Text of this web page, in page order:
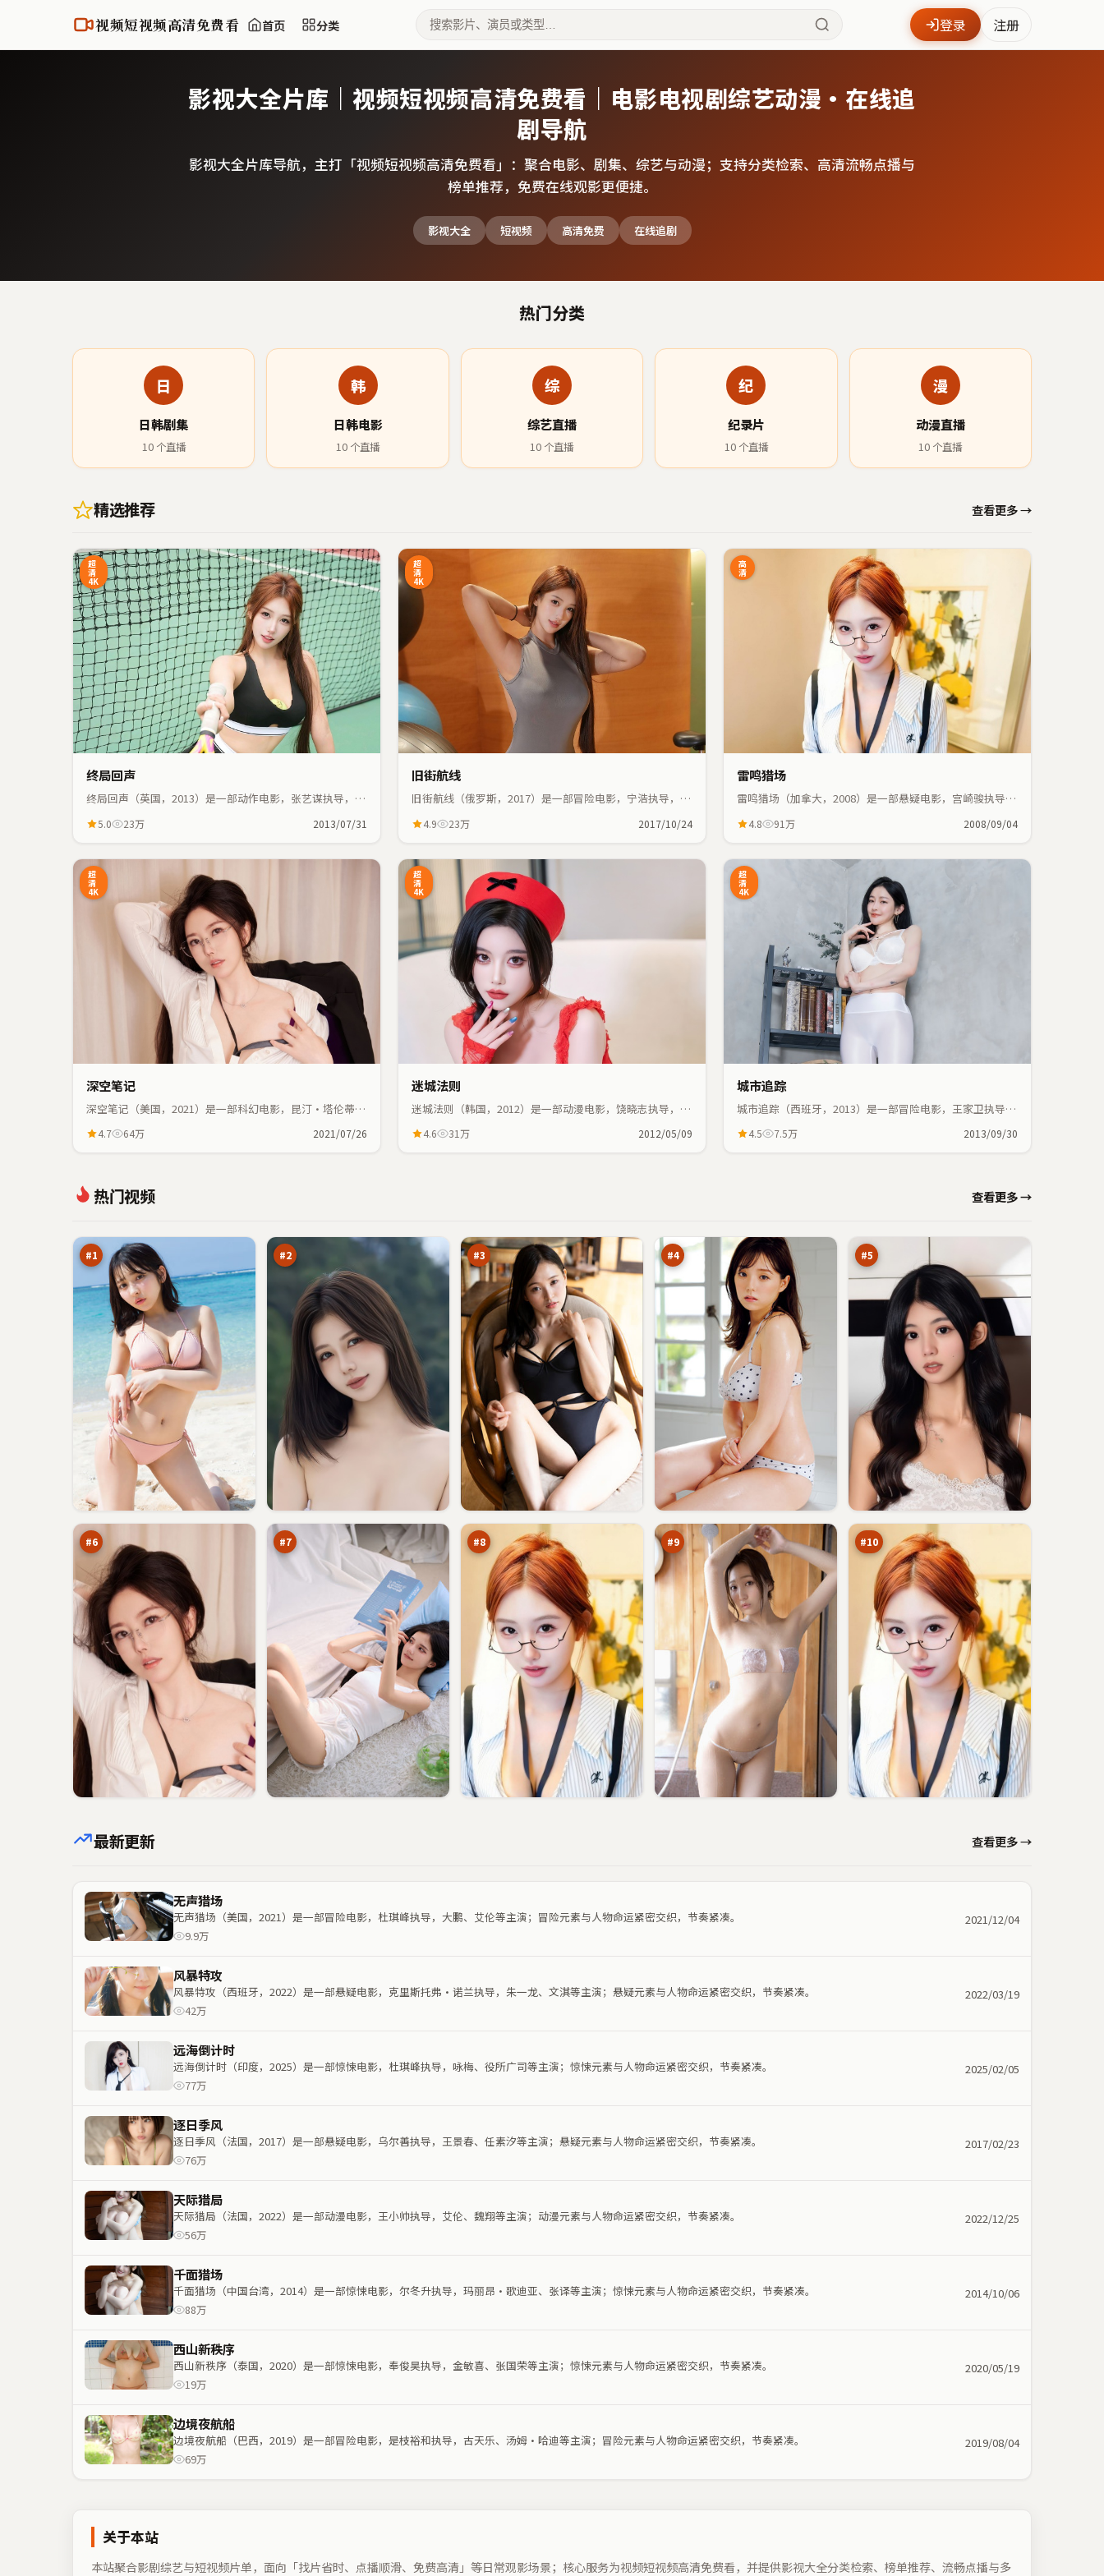
视频短视频高清免费看 首页 分类 登录 注册
影视大全片库｜视频短视频高清免费看｜电影电视剧综艺动漫·在线追
剧导航
影视大全片库导航，主打「视频短视频高清免费看 」：聚合电影、剧集、综艺与动漫；支持分类检索、高清流畅点播与
榜单推荐，免费在线观影更便捷。
影视大全 短视频 高清免费 在线追剧
热门分类
日
日韩剧集
10个直播
韩
日韩电影
10 个直播
综
综艺直播
10 个直播
纪
纪录片
10个直播
漫
动漫直播
10 个直播
精选推荐 查看更多 →
超
清
4K
终局回声
终局回声（英国，2013）是一部动作电影，张艺谋执导，刘
凑。
5.0 23万 2013/07/31
超
清
4K
旧街航线
旧街航线（俄罗斯，2017）是一部冒险电影，宁浩执导，全
奏紧凑。
4.9 23万 2017/10/24
高
清
雷鸣猎场
雷鸣猎场（加拿大，2008）是一部悬疑电影，宫崎骏执导，
奏紧凑。
4.8 91万 2008/09/04
超
清
4K
深空笔记
深空笔记（美国，2021）是一部科幻电影，昆汀·塔伦蒂诺
人物命运紧密交织，节奏紧凑。
4.7 64万 2021/07/26
超
清
4K
迷城法则
迷城法则（韩国，2012）是一部动漫电影，饶晓志执导，巩
凑。
4.6 31万 2012/05/09
超
清
4K
城市追踪
城市追踪（西班牙，2013）是一部冒险电影，王家卫执导，
奏紧凑。
4.5 7.5万 2013/09/30
热门视频 查看更多 →
#1
逆
光
船
#2 #3 #4 #5
#6
夜
引
擎
92
万
#7
踪万
#8
雷
鸣
场
91
万
#9
苍
之
城
90
万
#10
计
时
90
万
最新更新 查看更多 →
无声猎场
无声猎场（美国，2021）是一部冒险电影，杜琪峰执导，大鹏、艾伦等主演；冒险元素与人物命运紧密交织，节奏紧凑。
9.9万
2021/12/04
风暴特攻
风暴特攻（西班牙，2022）是一部悬疑电影，克里斯托弗·诺兰执导，朱一龙、文淇等主演；悬疑元素与人物命运紧密交织，节奏紧凑。
42万
2022/03/19
远海倒计时
远海倒计时（印度，2025）是一部惊悚电影，杜琪峰执导，咏梅、役所广司等主演；惊悚元素与人物命运紧密交织，节奏紧凑。
77万
2025/02/05
逐日季风
逐日季风（法国，2017）是一部悬疑电影，乌尔善执导，王景春、任素汐等主演；悬疑元素与人物命运紧密交织，节奏紧凑。
76万
2017/02/23
天际猎局
天际猎局（法国，2022）是一部动漫电影，王小帅执导，艾伦、魏翔等主演；动漫元素与人物命运紧密交织，节奏紧凑。
56万
2022/12/25
千面猎场
千面猎场（中国台湾，2014）是一部惊悚电影，尔冬升执导，玛丽昂·歌迪亚、张译等主演；惊悚元素与人物命运紧密交织，节奏紧凑。
88万
2014/10/06
西山新秩序
西山新秩序（泰国，2020）是一部惊悚电影，奉俊昊执导，金敏喜、张国荣等主演；惊悚元素与人物命运紧密交织，节奏紧凑。
19万
2020/05/19
边境夜航船
边境夜航船（巴西，2019）是一部冒险电影，是枝裕和执导，古天乐、汤姆·哈迪等主演；冒险元素与人物命运紧密交织，节奏紧凑。
69万
2019/08/04
关于本站
本站聚合影剧综艺与短视频片单，面向「找片省时、点播顺滑、免费高清」等日常观影场景；核心服务为视频短视频高清免费看，并提供影视大全分类检索、榜单推荐、流畅点播与多